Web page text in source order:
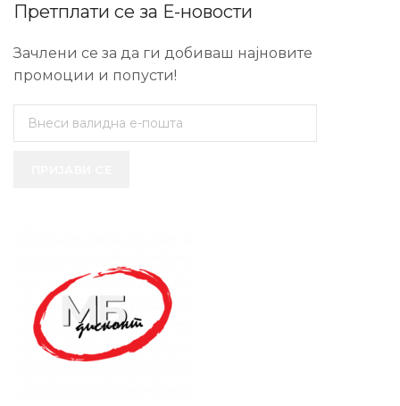
Претплати се за Е-новости
Зачлени се за да ги добиваш најновите
промоции и попусти!